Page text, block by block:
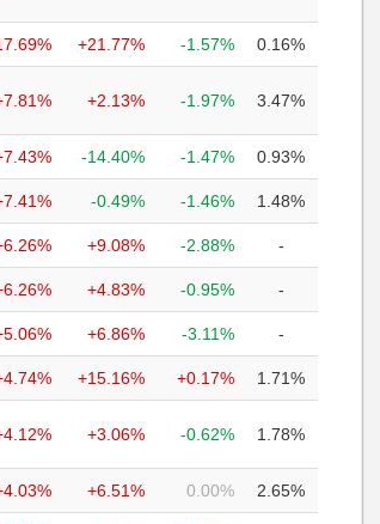
+21.77% -1.57% 0.16%
+2.13% -1.97% 3.47%
-14.40% -1.47% 0.93%
-0.49% -1.46% 1.48%
+9.08% -2.88% -
+4.83% -0.95% -
+6.86% -3.11% -
+15.16% +0.17% 1.71%
+3.06% -0.62% 1.78%
+6.51% 0.00% 2.65%